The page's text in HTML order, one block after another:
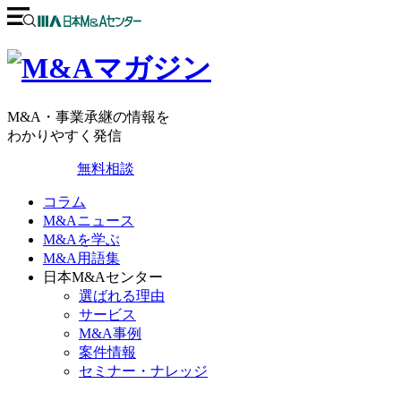
M&A・事業承継の情報を
わかりやすく発信
無料相談
コラム
M&Aニュース
M&Aを学ぶ
M&A用語集
日本M&Aセンター
選ばれる理由
サービス
M&A事例
案件情報
セミナー・ナレッジ